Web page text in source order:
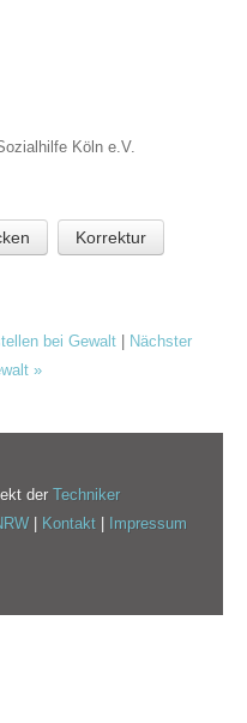
Köln e.V.
Korrektur
bei Gewalt | Nächster
»
derTechniker
| Kontakt | Impressum